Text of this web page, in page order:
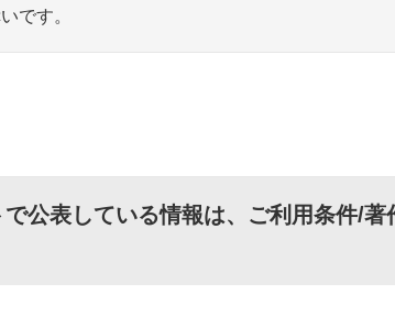
です。
公表している情報は、 ご利用条件/著